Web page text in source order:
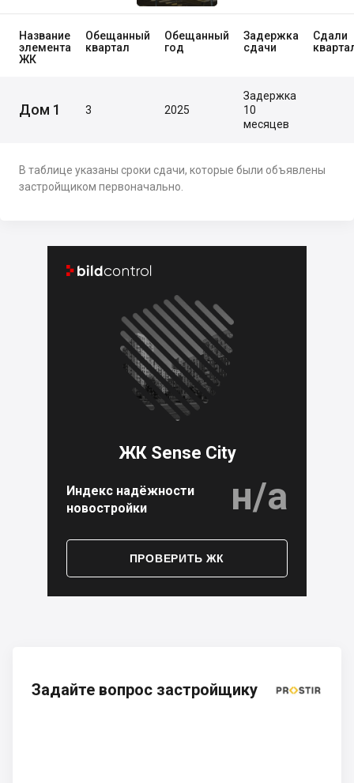
2025
Название
элемента
ЖК
Обещанный
квартал
Обещанный
год
Задержка
сдачи
Сдали
Дом 1 3 2025
Задержка
10
месяцев
В таблице указаны сроки сдачи, которые были объявлены
застройщиком первоначально.
 
ЖК Sense City
Индекс надёжности
новостройки
н/а
ПРОВЕРИТЬ ЖК
Задайте вопрос застройщику